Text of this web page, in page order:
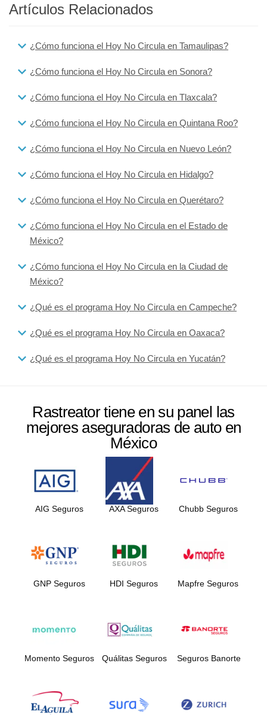
Artículos Relacionados
¿Cómo funciona el Hoy No Circula en Tamaulipas?
¿Cómo funciona el Hoy No Circula en Sonora?
¿Cómo funciona el Hoy No Circula en Tlaxcala?
¿Cómo funciona el Hoy No Circula en Quintana Roo?
¿Cómo funciona el Hoy No Circula en Nuevo León?
¿Cómo funciona el Hoy No Circula en Hidalgo?
¿Cómo funciona el Hoy No Circula en Querétaro?
¿Cómo funciona el Hoy No Circula en el Estado de
México?
¿Cómo funciona el Hoy No Circula en la Ciudad de
México?
¿Qué es el programa Hoy No Circula en Campeche?
¿Qué es el programa Hoy No Circula en Oaxaca?
¿Qué es el programa Hoy No Circula en Yucatán?
Rastreator tiene en su panel las
mejores aseguradoras de auto en
México
AIG Seguros AXA Seguros Chubb Seguros
GNP Seguros HDI Seguros Mapfre Seguros
Momento Seguros Quálitas Seguros Seguros Banorte